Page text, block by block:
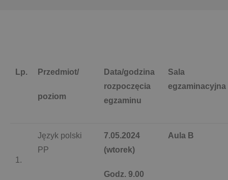
Lp. Przedmiot/
poziom
Data/godzina
rozpoczęcia
egzaminu
Sala
egzaminacyjna
1.
Język polski
PP
7.05.2024
(wtorek)
Godz. 9.00
Aula B